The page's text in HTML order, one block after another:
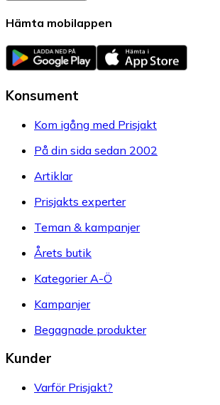
Hämta mobilappen
Konsument
Kom igång med Prisjakt
På din sida sedan 2002
Artiklar
Prisjakts experter
Teman & kampanjer
Årets butik
Kategorier A-Ö
Kampanjer
Begagnade produkter
Kunder
Varför Prisjakt?